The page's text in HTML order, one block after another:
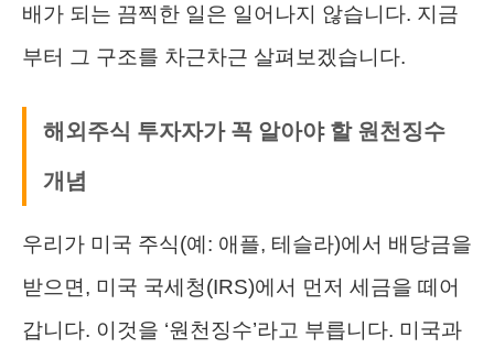
배가 되는 끔찍한 일은 일어나지 않습니다. 지금
부터 그 구조를 차근차근 살펴보겠습니다.
해외주식 투자자가 꼭 알아야 할 원천징수
개념
우리가 미국 주식(예: 애플, 테슬라)에서 배당금을
받으면, 미국 국세청(IRS)에서 먼저 세금을 떼어
갑니다. 이것을 ‘원천징수’라고 부릅니다. 미국과